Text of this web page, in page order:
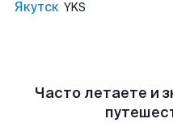
Якутск YKS
Часто летаете и